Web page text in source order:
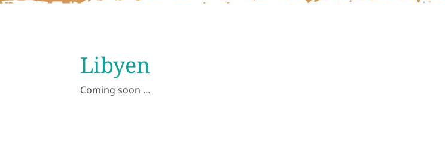
Libyen
Coming soon …